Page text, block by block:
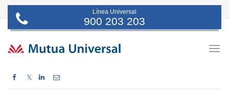
Línea Universal
900 203 203
𝕏